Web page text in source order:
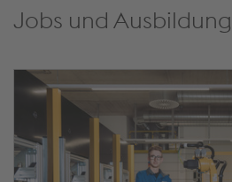
Jobs und Ausbildung